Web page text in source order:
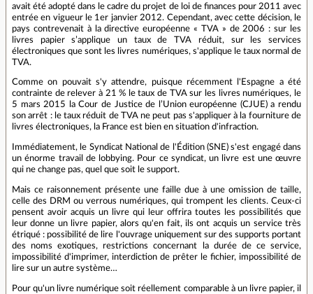
avait été adopté dans le cadre du projet de loi de finances pour 2011 avec
entrée en vigueur le 1er janvier 2012. Cependant, avec cette décision, le
pays contrevenait à la directive européenne « TVA » de 2006 : sur les
livres papier s’applique un taux de TVA réduit, sur les services
électroniques que sont les livres numériques, s'applique le taux normal de
TVA.
Comme on pouvait s'y attendre, puisque récemment l'Espagne a été
contrainte de relever à 21 % le taux de TVA sur les livres numériques, le
5 mars 2015 la Cour de Justice de l’Union européenne (CJUE) a rendu
son arrêt : le taux réduit de TVA ne peut pas s'appliquer à la fourniture de
livres électroniques, la France est bien en situation d'infraction.
Immédiatement, le Syndicat National de l'Édition (SNE) s'est engagé dans
un énorme travail de lobbying. Pour ce syndicat, un livre est une œuvre
qui ne change pas, quel que soit le support.
Mais ce raisonnement présente une faille due à une omission de taille,
celle des DRM ou verrous numériques, qui trompent les clients. Ceux-ci
pensent avoir acquis un livre qui leur offrira toutes les possibilités que
leur donne un livre papier, alors qu'en fait, ils ont acquis un service très
étriqué : possibilité de lire l'ouvrage uniquement sur des supports portant
des noms exotiques, restrictions concernant la durée de ce service,
impossibilité d'imprimer, interdiction de prêter le fichier, impossibilité de
lire sur un autre système…
Pour qu'un livre numérique soit réellement comparable à un livre papier, il